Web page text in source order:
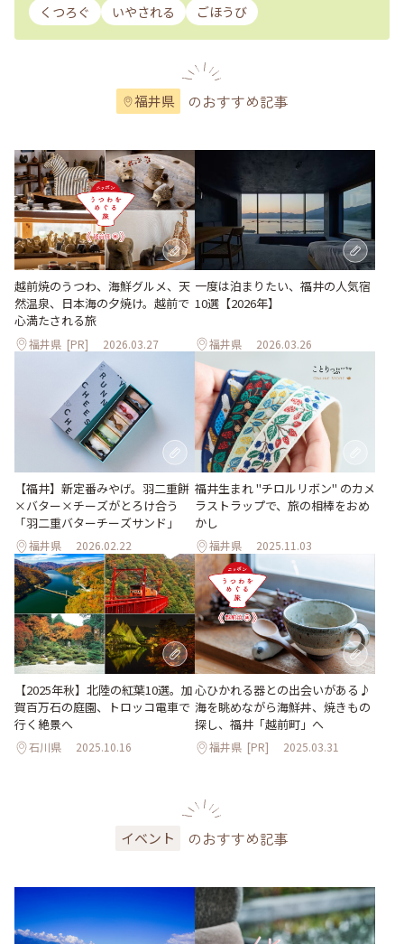
くつろぐ
いやされる ごほうび
福井県 のおすすめ記事
越前焼のうつわ、海鮮グルメ、天
然温泉、日本海の夕焼け。越前で
心満たされる旅
福井県 [PR] 2026.03.27
一度は泊まりたい、福井の人気宿
10選【2026年】
福井県 2026.03.26
【福井】新定番みやげ。羽二重餅
×バター×チーズがとろけ合う
「羽二重バターチーズサンド」
福井県 2026.02.22
福井生まれ "チロルリボン" のカメ
ラストラップで、旅の相棒をおめ
かし
福井県 2025.11.03
【2025年秋】北陸の紅葉10選。加
賀百万石の庭園、トロッコ電車で
行く絶景へ
石川県 2025.10.16
心ひかれる器との出会いがある♪
海を眺めながら海鮮丼、焼きもの
探し、福井「越前町」へ
福井県 [PR] 2025.03.31
イベント のおすすめ記事